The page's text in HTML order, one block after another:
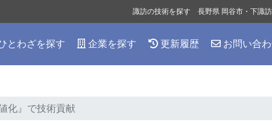
とわざを探す 企業を探す 更新履歴 お問い合
諏訪の技術を探す 長野県 岡谷市・下諏
化』で技術貢献